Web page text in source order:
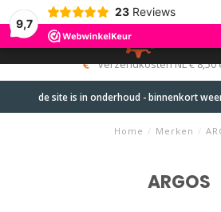
9,7
23 Reviews
MENU
verzendkosten NL € 8,50
de site is in onderhoud - binnenkort
Home / Merken /
ARGOS